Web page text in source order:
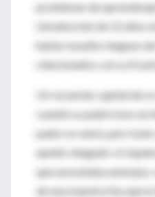
problemas de
Llevaba más de 12 años
había resuelto ninguno
relacionados con su
Un recuerdo capital de
cuando su padre tuvo un
padre se salvó, pero
quedó relegado: ni
que necesitaba
de una maestra fue que